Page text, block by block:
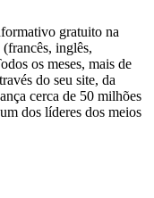
gratuito na
inglês,
os meses, mais de
do seu site, da
cerca de 50 milhões
dos líderes dos meios